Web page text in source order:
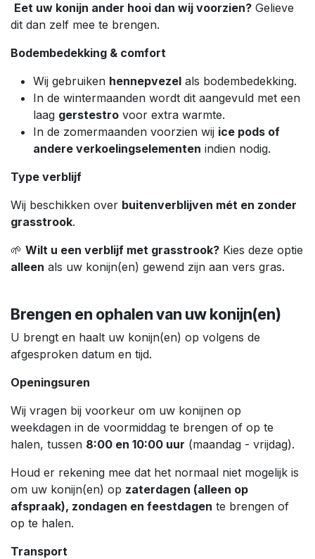
Eet uw konijn ander hooi dan wij voorzien? Gelieve
dit dan zelf mee te brengen.
Bodembedekking & comfort
Wij gebruiken hennepvezel als bodembedekking.
In de wintermaanden wordt dit aangevuld met een
laag gerstestro voor extra warmte.
In de zomermaanden voorzien wij ice pods of
andere verkoelingselementen indien nodig.
Type verblijf
Wij beschikken over buitenverblijven mét en zonder
grasstrook.
🌱 Wilt u een verblijf met grasstrook? Kies deze optie
alleen als uw konijn(en) gewend zijn aan vers gras.
Brengen en ophalen van uw konijn(en)
U brengt en haalt uw konijn(en) op volgens de
afgesproken datum en tijd.
Openingsuren
Wij vragen bij voorkeur om uw konijnen op
weekdagen in de voormiddag te brengen of op te
halen, tussen 8:00 en 10:00 uur (maandag - vrijdag).
Houd er rekening mee dat het normaal niet mogelijk is
om uw konijn(en) op zaterdagen (alleen op
afspraak), zondagen en feestdagen te brengen of
op te halen.
Transport